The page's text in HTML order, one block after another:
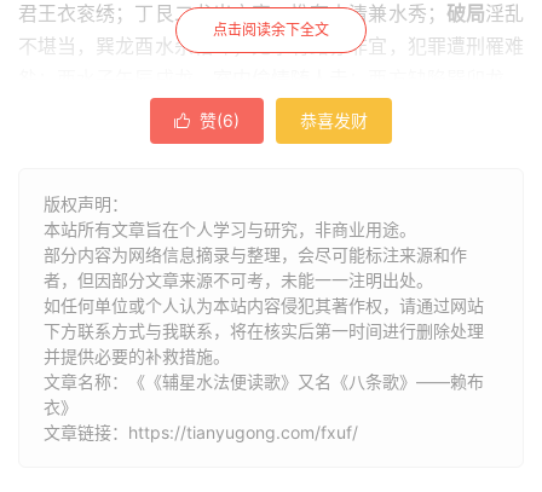
君王衣衮绣；丁艮二龙出文官，惟有山清兼水秀； 破局淫乱
不堪当，巽龙酉水杀相斗；无水有路亦非宜，犯罪遭刑罹难
为官阵亡全军覆；辛酉层层水入怀，虽富克妻祸难赦。
凶灾福频佑；
巳水合局旺丁财，卯龙喜见巳水来；赤蛇玉带佩金印，艮亥
二龙实堪载；破局吐血与痨疾，少年多是被蛇咬；酉龙巳水
与风射，杀身丧家形狱埋；丑龙巳水多夭折，理叶金鸡怕蛇
咬；巳向巽水多冷退，巽向巳水人口灾；山向克水祸轻缓，
水克山向祸速来；巽巳双龙水克水，何能一勺救贫哉；庚申
乙卯同辛酉，艮寅壬亥一例排；阴龙水口巳砂塞，妇女不孕
点击阅读余下全文
 赞(6) 恭喜发财
版权声明：
本站所有文章旨在个人学习与研究，非商业用途。
部分内容为网络信息摘录与整理，会尽可能标注来源和作
者，但因部分文章来源不可考，未能一一注明出处。
如任何单位或个人认为本站内容侵犯其著作权，请通过网站
下方联系方式与我联系​​，将在核实后第一时间进行删除处理
并提供必要的补救措施。
文章名称：《《辅星水法便读歌》又名《八条歌》——赖布
衣》
文章链接： https://tianyugong.com/fxuf/